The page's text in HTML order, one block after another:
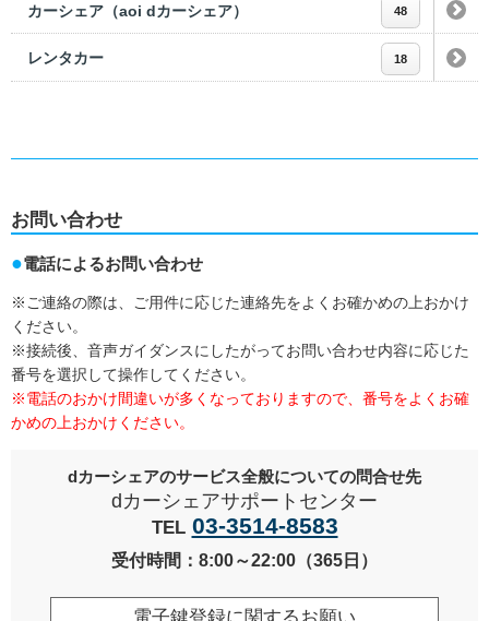
カーシェア（aoi dカーシェア） 48
レンタカー 18
お問い合わせ
電話によるお問い合わせ
※ご連絡の際は、ご用件に応じた連絡先をよくお確かめの上おかけ
ください。
※接続後、音声ガイダンスにしたがってお問い合わせ内容に応じた
番号を選択して操作してください。
※電話のおかけ間違いが多くなっておりますので、番号をよくお確
かめの上おかけください。
dカーシェアのサービス全般についての問合せ先
dカーシェアサポートセンター
TEL 03-3514-8583
受付時間：8:00～22:00（365日）